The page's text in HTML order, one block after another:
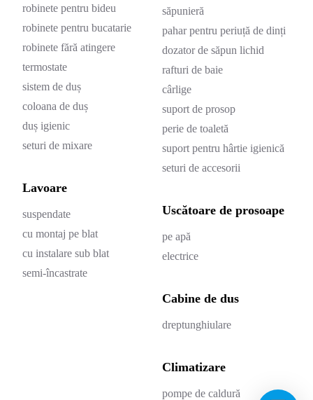
robinete pentru bideu
robinete pentru bucatarie
robinete fără atingere
termostate
sistem de duș
coloana de duș
duș igienic
seturi de mixare
Lavoare
suspendate
cu montaj pe blat
cu instalare sub blat
semi-încastrate
săpunieră
pahar pentru periuță de dinți
dozator de săpun lichid
rafturi de baie
cârlige
suport de prosop
perie de toaletă
suport pentru hârtie igienică
seturi de accesorii
Uscătoare de prosoape
pe apă
electrice
Cabine de dus
dreptunghiulare
Climatizare
pompe de caldură